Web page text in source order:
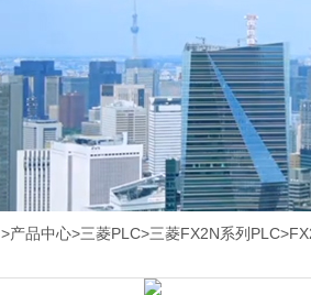
>产品中心>三菱PLC>三菱FX2N系列PLC